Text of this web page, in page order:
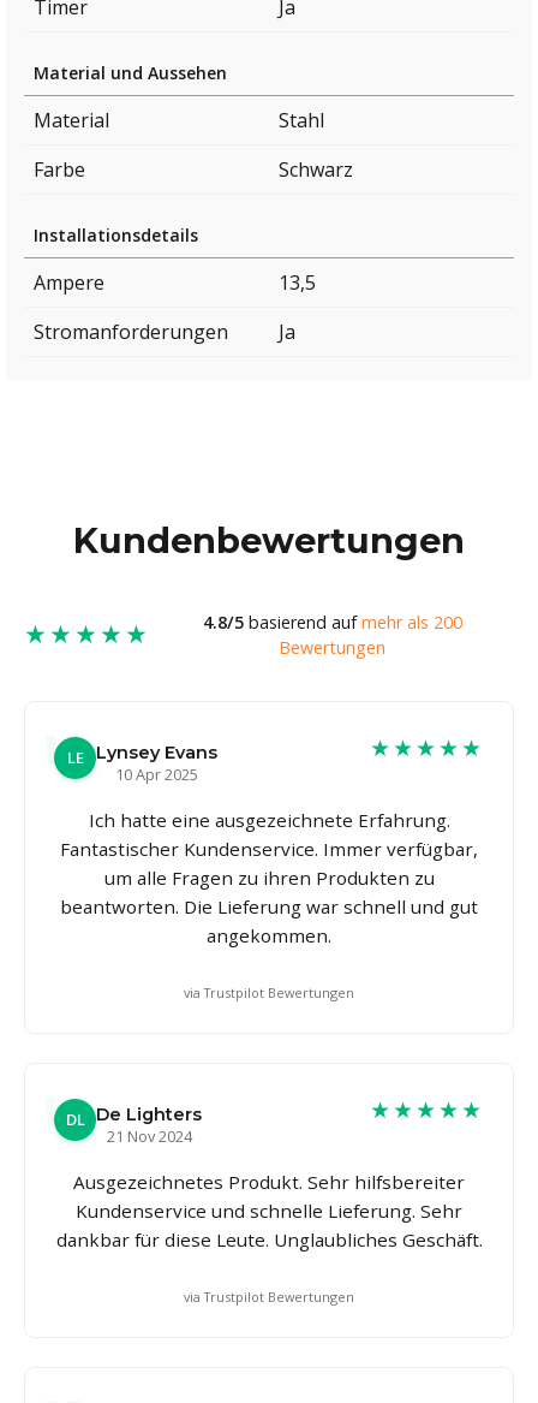
Timer
Ja
Material und Aussehen
Material
Stahl
Farbe
Schwarz
Installationsdetails
Ampere
13,5
Stromanforderungen
Ja
Kundenbewertungen
★★★★★ 4.8/5basierend aufmehr als 200
Bewertungen
LE
Lynsey Evans
10 Apr 2025
★★★★★
Ich hatte eine ausgezeichnete Erfahrung.
Fantastischer Kundenservice. Immer verfügbar,
um alle Fragen zu ihren Produkten zu
beantworten. Die Lieferung war schnell und gut
angekommen.
via Trustpilot Bewertungen
DL De Lighters
21 Nov 2024
★★★★★
Ausgezeichnetes Produkt. Sehr hilfsbereiter
Kundenservice und schnelle Lieferung. Sehr
dankbar für diese Leute. Unglaubliches Geschäft.
via Trustpilot Bewertungen